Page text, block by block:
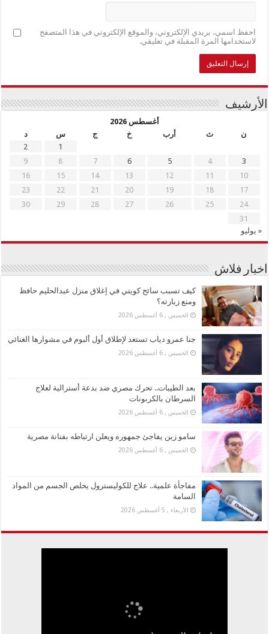
احفظ اسمي، بريدي الإلكتروني، والموقع الإلكتروني في هذا المتصفح
لاستخدامها المرة المقبلة في تعليقي.
الأرشيف
أغسطس 2026
ن
ث أرب خ ج س
د
1
2
3
4
5
6
7
8
9
10
11
12
13
14
15
16
17
18
19
20
21
22
23
24
25
26
27
28
29
30
31
« يوليو
اخبار فلاش
كيف تسبب سائح كويتي في إغلاق منزل عبدالحليم حافظ
ومنع زيارته؟
الخميس , 6 أغسطس 2026
جنا عمرو دياب تستعد لإطلاق أول ألبوم في مشوارها الغنائي
الخميس , 6 أغسطس 2026
بعد الطيبات.. تحرك مصري ضد بدعة أسترالية لعلاج
السرطان بالكربونات
الخميس , 6 أغسطس 2026
سامو زين يفاجئ جمهوره ويعلن ارتباطه بفنانة مصرية
الخميس , 6 أغسطس 2026
مفاجأة علمية.. علاج للكوليسترول يخلص الجسم من المواد
السامة
الأربعاء , 5 أغسطس 2026